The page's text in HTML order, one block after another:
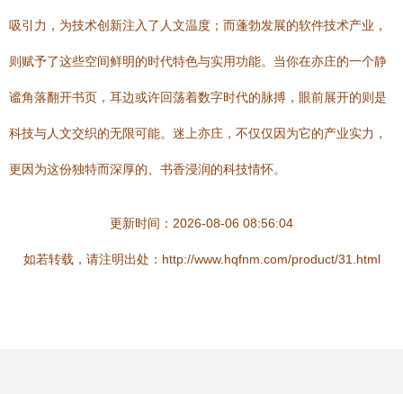
吸引力，为技术创新注入了人文温度；而蓬勃发展的软件技术产业，
则赋予了这些空间鲜明的时代特色与实用功能。当你在亦庄的一个静
谧角落翻开书页，耳边或许回荡着数字时代的脉搏，眼前展开的则是
科技与人文交织的无限可能。迷上亦庄，不仅仅因为它的产业实力，
更因为这份独特而深厚的、书香浸润的科技情怀。
更新时间：2026-08-06 08:56:04
如若转载，请注明出处：http://www.hqfnm.com/product/31.html